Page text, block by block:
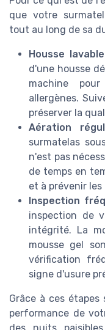
que votre
tout au long de sa
Housse lavable
d'une housse
machine
allergènes.
préserver la
Aération
surmatelas
n'est pas
de temps en
et à prévenir les
Inspection
inspection de
intégrité. La
mousse gel
vérification
signe d'usure
Grâce à ces étapes
performance de